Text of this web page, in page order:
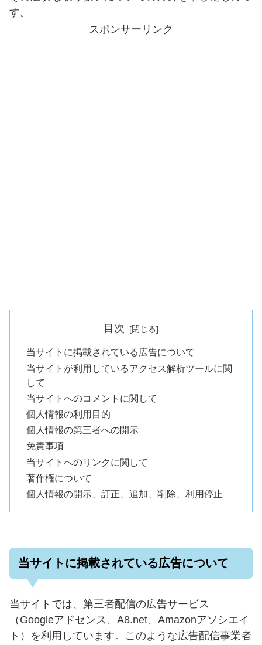
す。
スポンサーリンク
目次
当サイトに掲載されている広告について
当サイトが利用しているアクセス解析ツールに関
して
当サイトへのコメントに関して
個人情報の利用目的
個人情報の第三者への開示
免責事項
当サイトへのリンクに関して
著作権について
個人情報の開示、訂正、追加、削除、利用停止
当サイトに掲載されている広告について
当サイトでは、第三者配信の広告サービス
（Googleアドセンス、A8.net、Amazonアソシエイ
ト）を利用しています。このような広告配信事業者